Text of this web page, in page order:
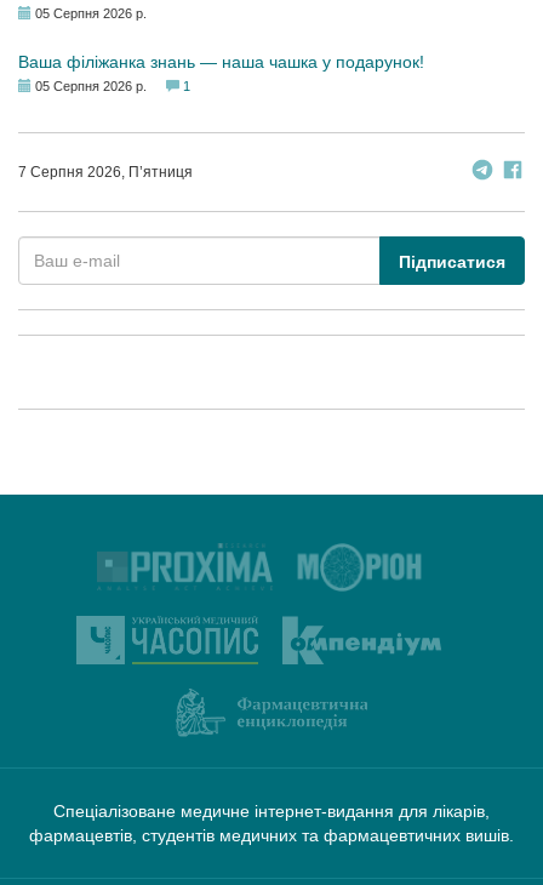
05 Серпня 2026 р.
Ваша філіжанка знань — наша чашка у подарунок!
05 Серпня 2026 р. 1
7 Серпня 2026, П’ятниця
Підписатися
Спеціалізоване медичне інтернет-видання для лікарів,
фармацевтів, студентів медичних та фармацевтичних вишів.